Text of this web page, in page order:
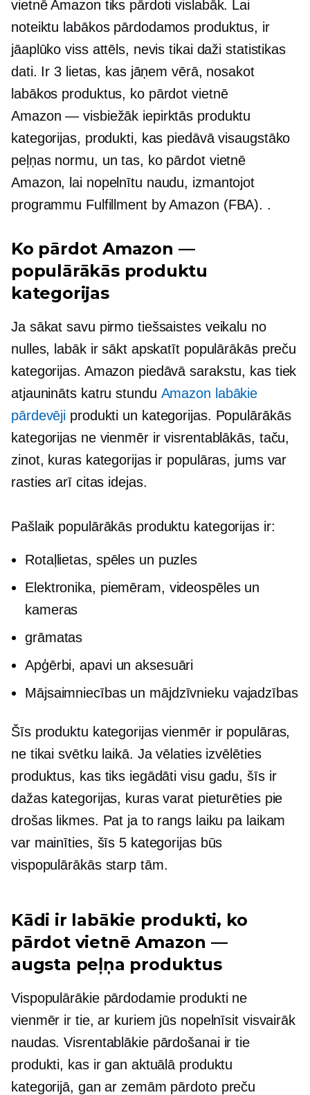
vietnē Amazon tiks pārdoti vislabāk. Lai
noteiktu labākos pārdodamos produktus, ir
jāaplūko viss attēls, nevis tikai daži statistikas
dati. Ir 3 lietas, kas jāņem vērā, nosakot
labākos produktus, ko pārdot vietnē
Amazon — visbiežāk iepirktās produktu
kategorijas, produkti, kas piedāvā visaugstāko
peļņas normu, un tas, ko pārdot vietnē
Amazon, lai nopelnītu naudu, izmantojot
programmu Fulfillment by Amazon (FBA). .
Ko pārdot Amazon —
populārākās produktu
kategorijas
Ja sākat savu pirmo tiešsaistes veikalu no
nulles, labāk ir sākt apskatīt populārākās preču
kategorijas. Amazon piedāvā sarakstu, kas tiek
atjaunināts katru stundu Amazon labākie
pārdevēji produkti un kategorijas. Populārākās
kategorijas ne vienmēr ir visrentablākās, taču,
zinot, kuras kategorijas ir populāras, jums var
rasties arī citas idejas.
Pašlaik populārākās produktu kategorijas ir:
Rotaļlietas, spēles un puzles
Elektronika, piemēram, videospēles un
kameras
grāmatas
Apģērbi, apavi un aksesuāri
Mājsaimniecības un mājdzīvnieku vajadzības
Šīs produktu kategorijas vienmēr ir populāras,
ne tikai svētku laikā. Ja vēlaties izvēlēties
produktus, kas tiks iegādātivisu gadu, šīs ir
dažas kategorijas, kuras varat pieturēties pie
drošas likmes. Pat ja to rangs laiku pa laikam
var mainīties, šīs 5 kategorijas būs
vispopulārākās starp tām.
Kādi ir labākie produkti, ko
pārdot vietnē Amazon —
augsta peļņa produktus
Vispopulārākie pārdodamie produkti ne
vienmēr ir tie, ar kuriem jūs nopelnīsit visvairāk
naudas. Visrentablākie pārdošanai ir tie
produkti, kas ir gan aktuālā produktu
kategorijā, gan ar zemām pārdoto preču